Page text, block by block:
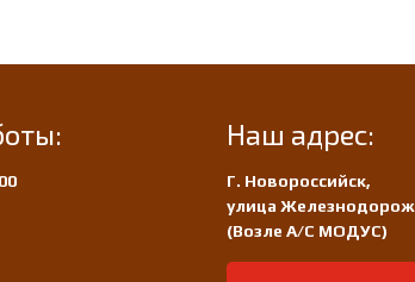
Наш адрес:
Г. Новороссийск,
улица
(Возле А/С МОДУС)